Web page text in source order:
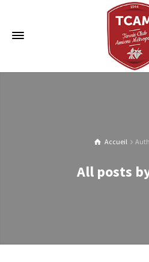
Accueil
All posts